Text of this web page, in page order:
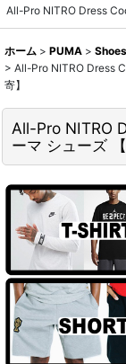
All-Pro NITRO Dress
ホーム > PUMA > Shoes
> All-Pro NITRO Dress
寄】
All-Pro NITRO
ーマ シューズ